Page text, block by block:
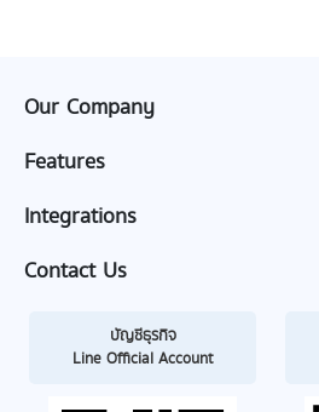
Our Company
Features
Integrations
Contact Us
บัญชีธุรกิจ
Line Official Account